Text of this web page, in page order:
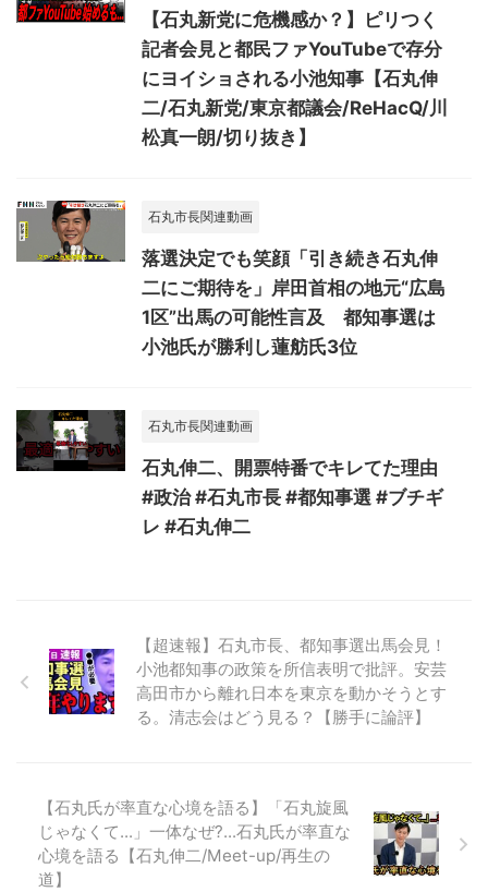
【石丸新党に危機感か？】ピリつく
記者会見と都民ファYouTubeで存分
にヨイショされる小池知事【石丸伸
二/石丸新党/東京都議会/ReHacQ/川
松真一朗/切り抜き】
石丸市長関連動画
落選決定でも笑顔「引き続き石丸伸
二にご期待を」岸田首相の地元“広島
1区”出馬の可能性言及 都知事選は
小池氏が勝利し蓮舫氏3位
石丸市長関連動画
石丸伸二、開票特番でキレてた理由
#政治 #石丸市長 #都知事選 #ブチギ
レ #石丸伸二
【超速報】石丸市長、都知事選出馬会見！
小池都知事の政策を所信表明で批評。安芸
高田市から離れ日本を東京を動かそうとす
る。清志会はどう見る？【勝手に論評】
【石丸氏が率直な心境を語る】「石丸旋風
じゃなくて...」一体なぜ?...石丸氏が率直な
心境を語る【石丸伸二/Meet-up/再生の
道】